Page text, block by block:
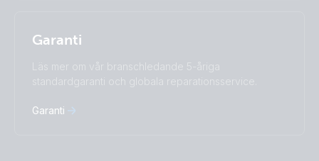
Garanti
Läs mer om vår branschledande 5-åriga
standardgaranti och globala reparationsservice.
Garanti